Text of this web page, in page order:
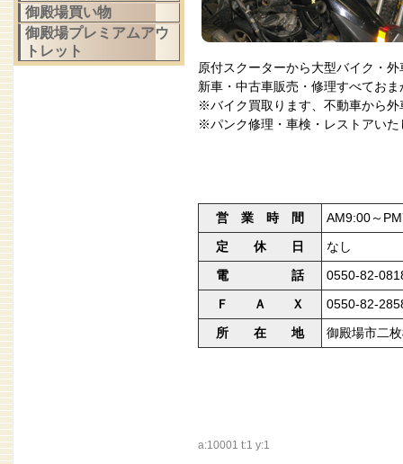
原付スクーターから大型バイク・外
新車・中古車販売・修理すべてお
※バイク買取ります、不動車から外
※パンク修理・車検・レストアいた
営 業 時 間
AM9:00～
定 休 日
なし
電 話
0550-82-
Ｆ Ａ Ｘ
0550-82-
所 在 地
御殿場市二
a:10001 t:1 y:1
御殿場買い物
御殿場プレミアムアウ
トレット